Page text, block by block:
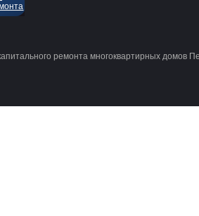
ремонта многоквартирных домов